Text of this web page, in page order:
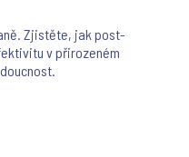
Zjistěte, jak post-
v přirozeném